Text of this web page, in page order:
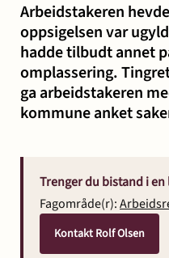
Arbeidstakeren
oppsigelsen var
hadde tilbudt annet
omplassering.
ga arbeidstakeren
kommune anket
Trenger du bistand i en
Fagområde(r):
Kontakt Rolf Olsen